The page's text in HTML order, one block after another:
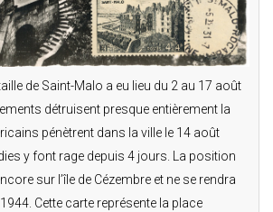
de Saint-Malo a eu lieu du 2 au 17 août
détruisent presque entièrement la
pénètrent dans la ville le 14 août
y font rage depuis 4 jours. La position
sur l’île de Cézembre et ne se rendra
Cette carte représente la place